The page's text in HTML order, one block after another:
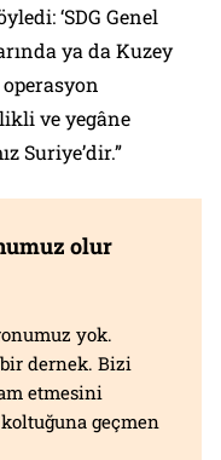
‘SDG Genel
ya da Kuzey
ve yegâne
Suriye’dir.”
olur
yok.
dernek. Bizi
etmesini
geçmen